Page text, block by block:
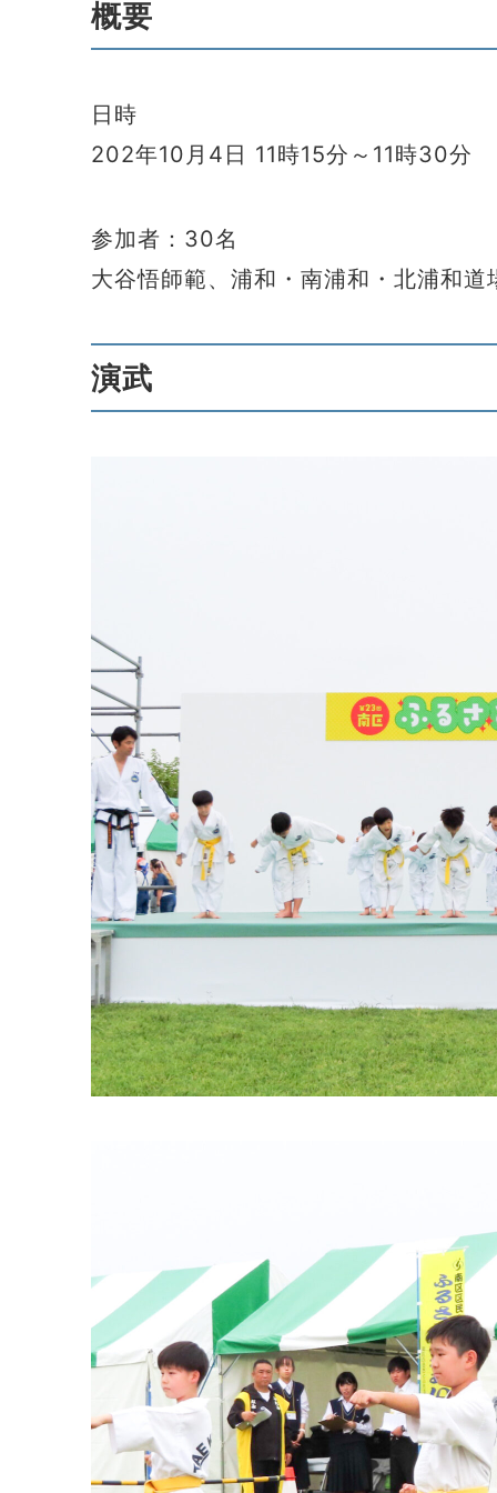
概要
日時
202年10月4日 11時15分～11時30分
参加者：30名
大谷悟師範、浦和・南浦和・北浦和道
演武